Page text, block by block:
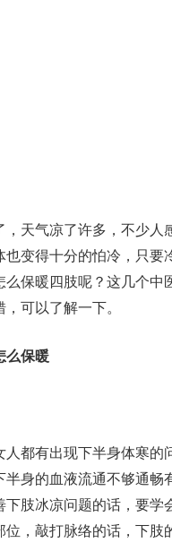
，天气凉了许多，不少人
也变得十分的怕冷，只要
么保暖四肢呢？这几个中
可以了解一下。
么保暖
人都有出现下半身体寒的
半身的血液流通不够通畅
下肢冰凉问题的话，要学
位，敲打脉络的话，下肢